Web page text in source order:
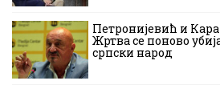
Петронијевић и
Жртва се поново
српски народ